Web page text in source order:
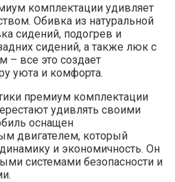
комплектации удивляет
Обивка из натуральной
сидений, подогрев и
сидений, а также люк с
– все это создает
уюта и комфорта.
премиум комплектации
удивлять своими
оснащен
двигателем, который
и экономичность. Он
системами безопасности и